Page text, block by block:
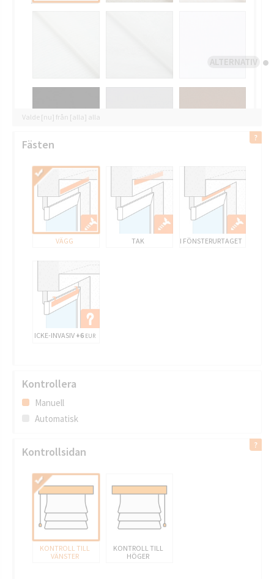
ALTERNATIV
Valde [nu] från [alla] alla
Fästen
VÄGG TAK I FÖNSTERURTAGET
ICKE-INVASIV +6EUR
Kontrollera
Manuell
Automatisk
Kontrollsidan
KONTROLL TILL
VÄNSTER
KONTROLL TILL
HÖGER